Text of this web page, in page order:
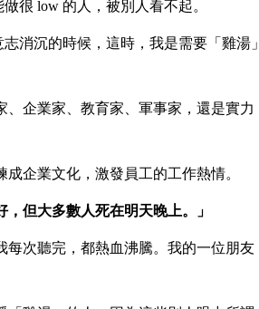
很 low 的人，被別人看不起。
消沉的時候，這時，我是需要「雞湯」
企業家、教育家、軍事家，還是實力
企業文化，激發員工的工作熱情。
，但大多數人死在明天晚上。」
次聽完，都熱血沸騰。我的一位朋友